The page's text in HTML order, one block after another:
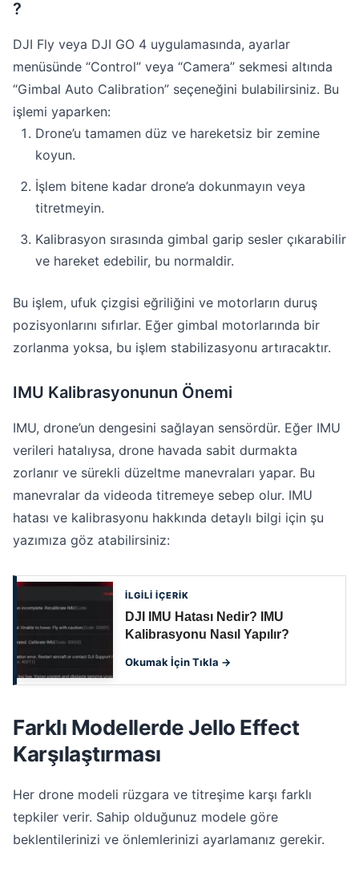
?
DJI Fly veya DJI GO 4 uygulamasında, ayarlar
menüsünde “Control” veya “Camera” sekmesi altında
“Gimbal Auto Calibration” seçeneğini bulabilirsiniz. Bu
işlemi yaparken:
Drone’u tamamen düz ve hareketsiz bir zemine
koyun.
İşlem bitene kadar drone’a dokunmayın veya
titretmeyin.
Kalibrasyon sırasında gimbal garip sesler çıkarabilir
ve hareket edebilir, bu normaldir.
Bu işlem, ufuk çizgisi eğriliğini ve motorların duruş
pozisyonlarını sıfırlar. Eğer gimbal motorlarında bir
zorlanma yoksa, bu işlem stabilizasyonu artıracaktır.
IMU Kalibrasyonunun Önemi
IMU, drone’un dengesini sağlayan sensördür. Eğer IMU
verileri hatalıysa, drone havada sabit durmakta
zorlanır ve sürekli düzeltme manevraları yapar. Bu
manevralar da videoda titremeye sebep olur. IMU
hatası ve kalibrasyonu hakkında detaylı bilgi için şu
yazımıza göz atabilirsiniz:
İLGİLİ İÇERİK
DJI IMU Hatası Nedir? IMU
Kalibrasyonu Nasıl Yapılır?
Okumak İçin Tıkla →
Farklı Modellerde Jello Effect
Karşılaştırması
Her drone modeli rüzgara ve titreşime karşı farklı
tepkiler verir. Sahip olduğunuz modele göre
beklentilerinizi ve önlemlerinizi ayarlamanız gerekir.